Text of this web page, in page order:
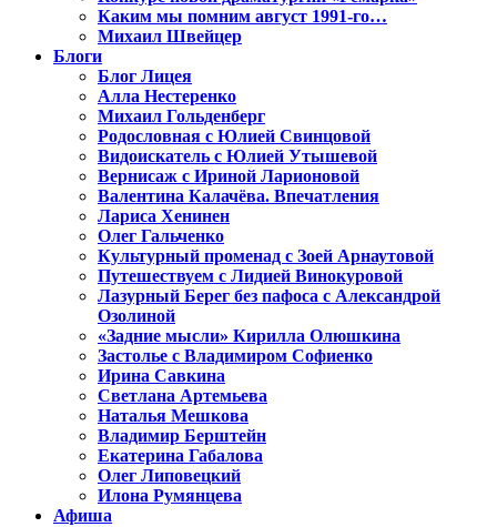
Каким мы помним август 1991-го…
Михаил Швейцер
Блоги
Блог Лицея
Алла Нестеренко
Михаил Гольденберг
Родословная с Юлией Свинцовой
Видоискатель с Юлией Утышевой
Вернисаж с Ириной Ларионовой
Валентина Калачёва. Впечатления
Лариса Хенинен
Олег Гальченко
Культурный променад с Зоей Арнаутовой
Путешествуем с Лидией Винокуровой
Лазурный Берег без пафоса с Александрой
Озолиной
«Задние мысли» Кирилла Олюшкина
Застолье с Владимиром Софиенко
Ирина Савкина
Светлана Артемьева
Наталья Мешкова
Владимир Берштейн
Екатерина Габалова
Олег Липовецкий
Илона Румянцева
Афиша